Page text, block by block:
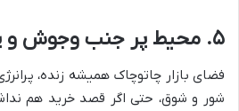
۵. محیط پر جنب وجوش و پرانرژی
فضای بازار چاتوچاک همیشه زنده،
شور و شوق، حتی اگر قصد خرید هم